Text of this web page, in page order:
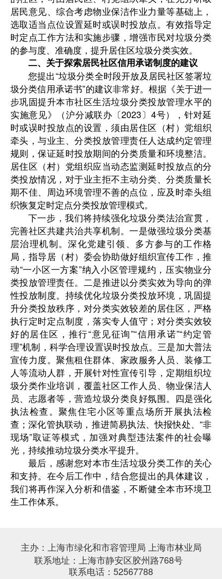
居民意见、综合考虑物业保洁作业力量等基础上，
选取适当点位设置延时或误时投放点。有效指导定
时定点工作方法和实施步骤，增强市民对垃圾分类
的参与度、准确度，提升居住区垃圾分类实效。
二、关于探索居民社区信用承诺制度的建议
您提出“垃圾分类全时段开放及居民社区签署垃
圾分类信用承诺书”的建议非常好。根据《关于进一
步巩固提升本市社区生活垃圾分类投放管理水平的
实施意见》（沪分减联办〔2023〕 4号），针对延
时或误时投放点的设置，须由居住区（村）党组织
牵头，与业主、分类投放管理责任人达成约定管理
规则，保证延时投放期间的分类质量和环境整洁。
居住区（村）党组织应当动态监测延时投放点的分
类投放情况，对于业主拒不主动分类、分类质量长
期不佳、周边环境管理不善的点位，应及时牵头组
织恢复定时定点分类投放管理模式。
下一步，我们将持续强化垃圾分类法治宣贯，
完善社区共建共治共享机制。一是做强垃圾分类基
层治理机制。深化党建引领、多方参与的工作格
局，指导居（村）委会协助做好组织宣传工作，推
动“一小区一方案”纳入小区管理规约，压实物业分
类投放管理责任。二是推进以分类实效为导向的弹
性投放制度。持续优化垃圾分类投放环境，巩固提
升分类投放秩序，对分类实效较差的居住区，严格
执行定时定点制度，落实专人值守；对分类实效较
好的居住区，推行“意见征询”“信用承诺”“约定管
理”机制，科学合理设置误时投放点。三是加大普法
宣传力度。聚焦租住群体、家政服务人员、装修工
人等流动人群，开展针对性宣传引导，定期组织垃
圾分类作业培训，覆盖社区工作人员、物业保洁人
员、志愿者等，营造垃圾分类良好氛围。四是强化
执法检查。聚焦住宅小区等重点场所开展执法检
查；深化管执联动，推进简易执法、快报快处、 “非
现场”取证等模式，加强对典型违法案件的社会曝
光，持续推动垃圾分类水平提升。
最后，感谢您对本市生活垃圾分类工作的关心
和支持。在今后工作中，结合您提出的具体建议，
我们将再作深入分析和借鉴，不断健全本市环境卫
生工作体系。
主办：上海市绿化和市容管理局 上海市林业局
联系地址：上海市静安区胶州路768号
联系电话：52567788